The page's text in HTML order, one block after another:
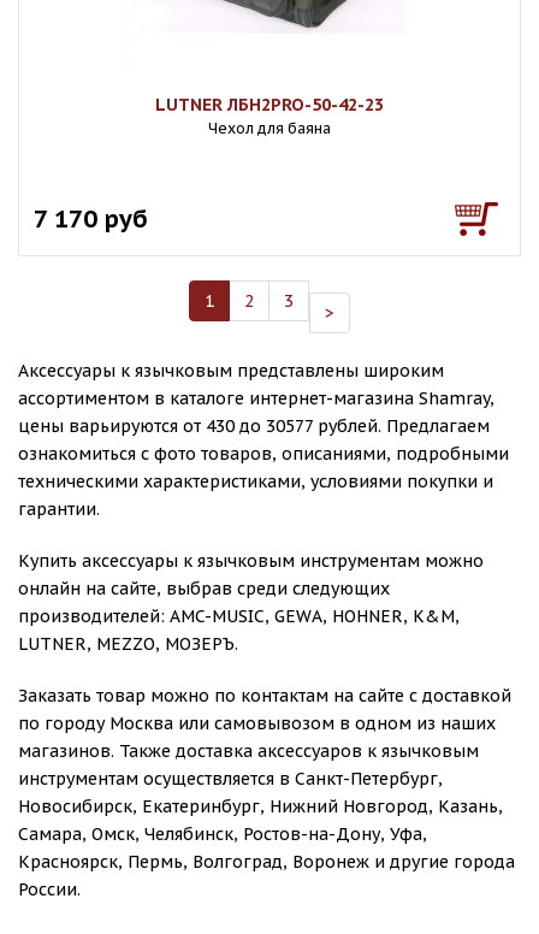
LUTNER ЛБН2PRO-50-42-23
Чехол для баяна
7 170 руб
1 2 3
>
Аксессуары к язычковым представлены широким
ассортиментом в каталоге интернет-магазина Shamray,
цены варьируются от 430 до 30577 рублей. Предлагаем
ознакомиться с фото товаров, описаниями, подробными
техническими характеристиками, условиями покупки и
гарантии.
Купить аксессуары к язычковым инструментам можно
онлайн на сайте, выбрав среди следующих
производителей: AMC-MUSIC, GEWA, HOHNER, K&M,
LUTNER, MEZZO, МОЗЕРЪ.
Заказать товар можно по контактам на сайте с доставкой
по городу Москва или самовывозом в одном из наших
магазинов. Также доставка аксессуаров к язычковым
инструментам осуществляется в Санкт-Петербург,
Новосибирск, Екатеринбург, Нижний Новгород, Казань,
Самара, Омск, Челябинск, Ростов-на-Дону, Уфа,
Красноярск, Пермь, Волгоград, Воронеж и другие города
России.